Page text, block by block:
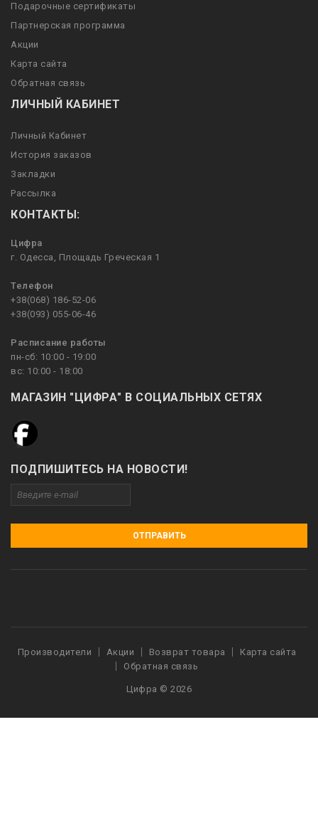
Подарочные сертификаты
Партнерская программа
Акции
Карта сайта
Обратная связь
ЛИЧНЫЙ КАБИНЕТ
Личный Кабинет
История заказов
Закладки
Рассылка
КОНТАКТЫ:
Цифра
г. Одесса, Площадь Греческая 1
Телефон
+38(068) 186-52-06
+38(093) 055-06-46
Расписание работы
пн-сб: 10:00 - 19:00
вс: 10:00 - 18:00
МАГАЗИН "ЦИФРА" В СОЦИАЛЬНЫХ СЕТЯХ
ПОДПИШИТЕСЬ НА НОВОСТИ!
ОТПРАВИТЬ
Производители Акции Возврат товара
Карта сайта
Обратная связь
Цифра © 2026